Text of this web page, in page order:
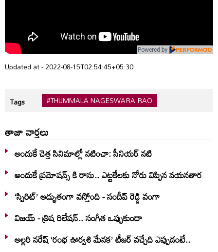
Powered by
Updated at - 2022-08-15T02:54:45+05:30
Tags #THUMMALA NAGESWARA RAO
తాజా వార్తలు
అందుకే చెత్త సినిమాల్లో నటించా: సీనియర్ నటి
అందుకే ప్రమోషన్స్ కి రాను.. ఎట్టకేలకు నోరు విప్పిన నయనతార
‘స్పిరిట్’ అద్భుతంగా వస్తోంది - సందీప్ రెడ్డి వంగా
విజయ్ - త్రిష రిలేషన్.. సంగీత ఒప్పుకుందా
అల్లరి నరేష్ ‘రంభ ఊర్వశి మేనక’ టీజర్ వచ్చేది ఎప్పుడంటే..